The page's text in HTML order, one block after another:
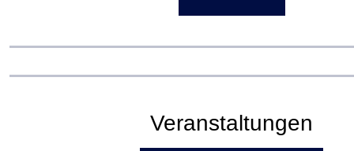
Veranstaltungen